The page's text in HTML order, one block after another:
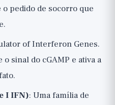
o pedido de socorro que
of Interferon Genes.
sinal do cGAMP e ativa a
I IFN): Uma família de